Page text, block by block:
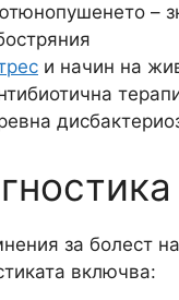
–
и начин на
за болест
включва:​